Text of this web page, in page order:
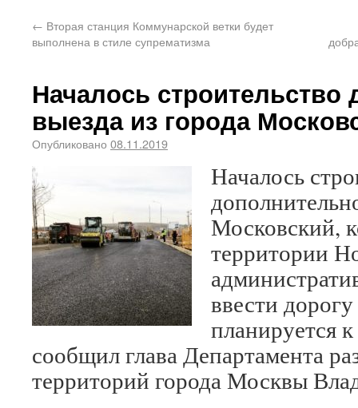
← Вторая станция Коммунарской ветки будет
выполнена в стиле супрематизма
Началось строительство
выезда из города
Опубликовано 08.11.2019
Началось
Московский,
территории
ввести
планируется
сообщил глава Департамента
территорий города Москвы